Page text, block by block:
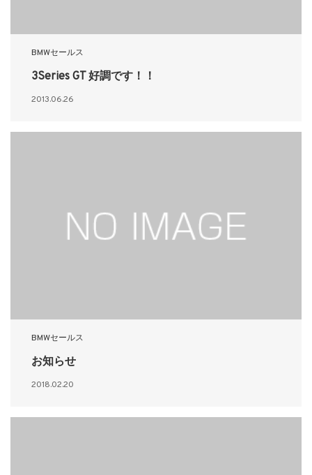
BMWセールス
3Series GT 好調です！！
2013.06.26
BMWセールス
お知らせ
2018.02.20